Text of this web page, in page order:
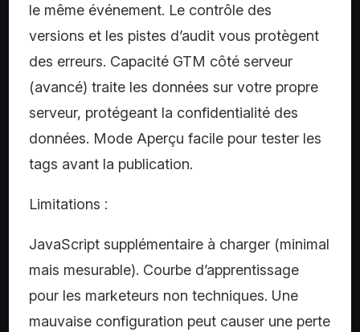
le même événement. Le contrôle des
versions et les pistes d’audit vous protègent
des erreurs. Capacité GTM côté serveur
(avancé) traite les données sur votre propre
serveur, protégeant la confidentialité des
données. Mode Aperçu facile pour tester les
tags avant la publication.
Limitations :
JavaScript supplémentaire à charger (minimal
mais mesurable). Courbe d’apprentissage
pour les marketeurs non techniques. Une
mauvaise configuration peut causer une perte